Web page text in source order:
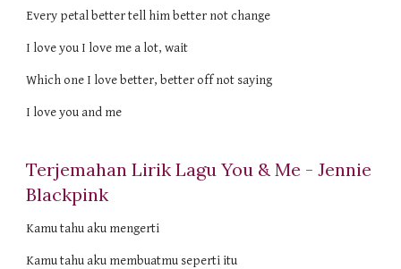
Every petal better tell him better not change
I love you I love me a lot, wait
Which one I love better, better off not saying
I love you and me
Terjemahan Lirik Lagu You & Me - Jennie
Blackpink
Kamu tahu aku mengerti
Kamu tahu aku membuatmu seperti itu